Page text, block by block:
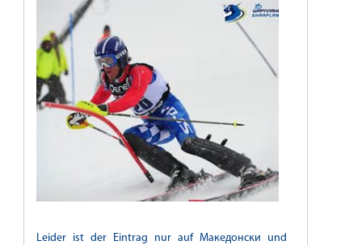
Leider ist der Eintrag nur auf Македонски und